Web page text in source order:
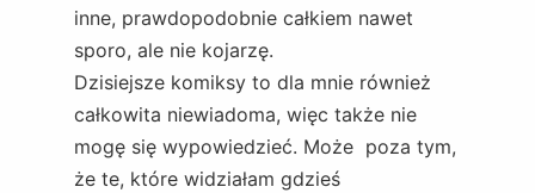
inne, prawdopodobnie całkiem nawet
sporo, ale nie kojarzę.
Dzisiejsze komiksy to dla mnie również
całkowita niewiadoma, więc także nie
mogę się wypowiedzieć. Może poza tym,
że te, które widziałam gdzieś